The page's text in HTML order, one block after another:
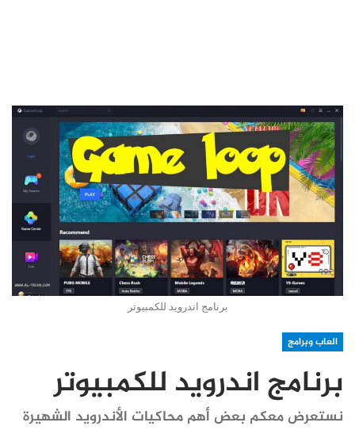
برنامج اندرويد للكمبيوتر
العاب وبرامج
برنامج اندرويد للكمبيوتر
نستعرض معكم بعض أهم محاكيات الأندرويد الشهيرة